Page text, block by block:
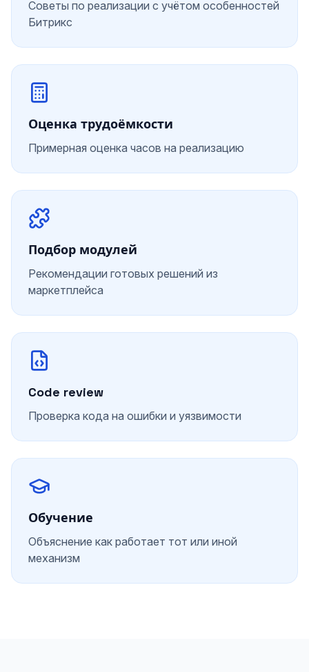
Советы по реализации с учётом особенностей
Битрикс
Оценка трудоёмкости
Примерная оценка часов на реализацию
Подбор модулей
Рекомендации готовых решений из
маркетплейса
Code review
Проверка кода на ошибки и уязвимости
Обучение
Объяснение как работает тот или иной
механизм